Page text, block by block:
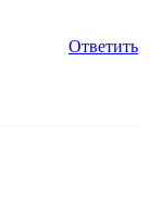
Ответить